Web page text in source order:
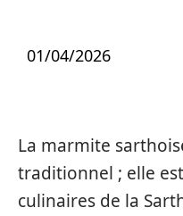
01/04/2026
La marmite
traditionnel ; elle
culinaires de la